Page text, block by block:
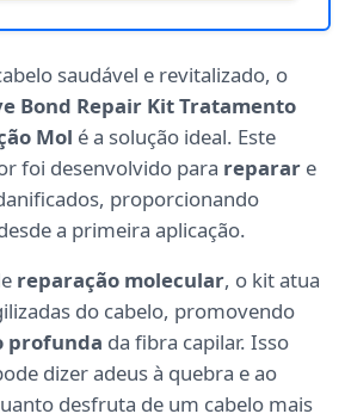
saudável e revitalizado, o
Bond Repair Kit Tratamento
Mol é a solução ideal. Este
foi desenvolvido para reparar e
proporcionando
a primeira aplicação.
reparação molecular, o kit atua
do cabelo, promovendo
profunda da fibra capilar. Isso
dizer adeus à quebra e ao
desfruta de um cabelo mais